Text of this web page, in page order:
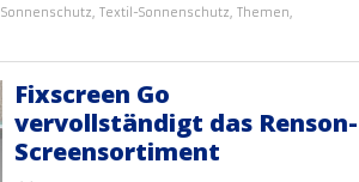
Sonnenschutz, Textil-Sonnenschutz, Themen,
Fixscreen Go
vervollständigt das Renson-
Screensortiment